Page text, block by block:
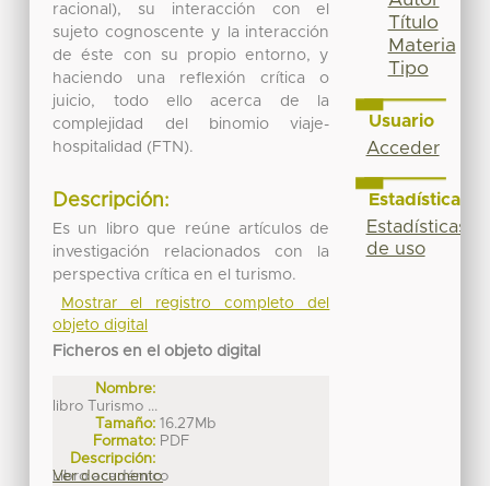
racional), su interacción con el
sujeto cognoscente y la interacción
de éste con su propio entorno, y
haciendo una reflexión crítica o
juicio, todo ello acerca de la
complejidad del binomio viaje-
hospitalidad (FTN).
Descripción:
Es un libro que reúne artículos de
investigación relacionados con la
perspectiva crítica en el turismo.
Mostrar el registro completo del
objeto digital
Ficheros en el objeto digital
Nombre:
libro Turismo ...
Tamaño: 16.27Mb
Formato: PDF
Descripción:
Libro académico
Ver documento
Título
Materia
Tipo
Usuario
Acceder
Estadísticas
Estadísticas
de uso